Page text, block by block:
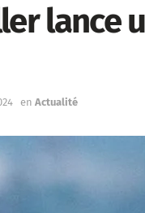
lance
en Actualité